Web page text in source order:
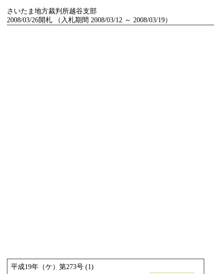
さいたま地方裁判所越谷支部
2008/03/26開札 （入札期間 2008/03/12 ～ 2008/03/19）
平成19年（ケ）第273号 (1)